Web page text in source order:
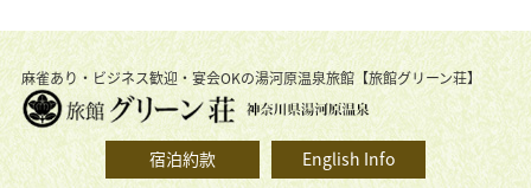
麻雀あり・ビジネス歓迎・宴会OKの湯河原温泉旅館【旅館グリーン荘】
宿泊約款
English Info